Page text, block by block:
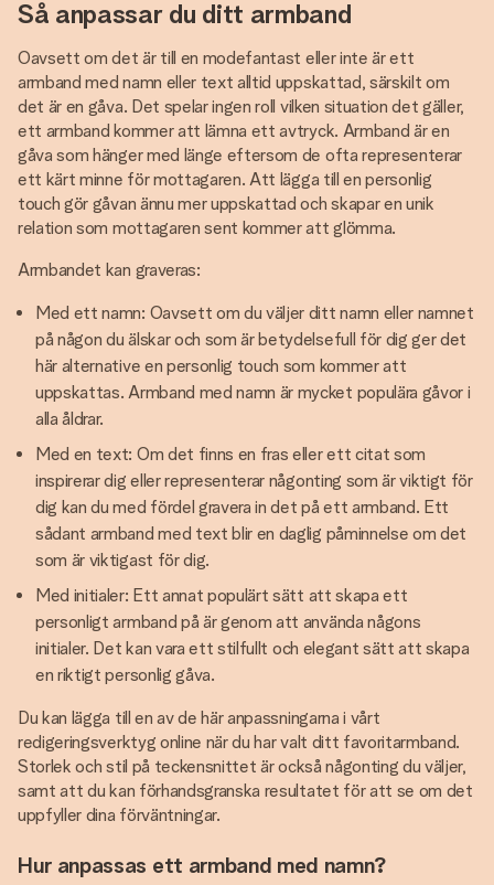
Så anpassar du ditt armband
Oavsett om det är till en modefantast eller inte är ett
armband med namn eller text alltid uppskattad, särskilt om
det är en gåva. Det spelar ingen roll vilken situation det gäller,
ett armband kommer att lämna ett avtryck. Armband är en
gåva som hänger med länge eftersom de ofta representerar
ett kärt minne för mottagaren. Att lägga till en personlig
touch gör gåvan ännu mer uppskattad och skapar en unik
relation som mottagaren sent kommer att glömma.
Armbandet kan graveras:
Med ett namn: Oavsett om du väljer ditt namn eller namnet
på någon du älskar och som är betydelsefull för dig ger det
här alternative en personlig touch som kommer att
uppskattas. Armband med namn är mycket populära gåvor i
alla åldrar.
Med en text: Om det finns en fras eller ett citat som
inspirerar dig eller representerar någonting som är viktigt för
dig kan du med fördel gravera in det på ett armband. Ett
sådant armband med text blir en daglig påminnelse om det
som är viktigast för dig.
Med initialer: Ett annat populärt sätt att skapa ett
personligt armband på är genom att använda någons
initialer. Det kan vara ett stilfullt och elegant sätt att skapa
en riktigt personlig gåva.
Du kan lägga till en av de här anpassningarna i vårt
redigeringsverktyg online när du har valt ditt favoritarmband.
Storlek och stil på teckensnittet är också någonting du väljer,
samt att du kan förhandsgranska resultatet för att se om det
uppfyller dina förväntningar.
Hur anpassas ett armband med namn?